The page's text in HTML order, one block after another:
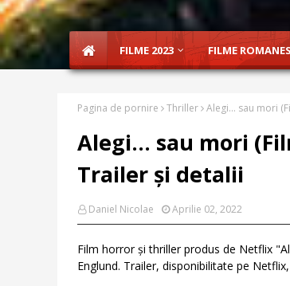
FILME 2023 FILME
Pagina de pornire Thriller Alegi... sau mori
Alegi... sau mori
Trailer și detalii
Daniel Nicolae Aprilie 02, 2022
Film horror și thriller produs de Netflix
Englund. Trailer, disponibilitate pe